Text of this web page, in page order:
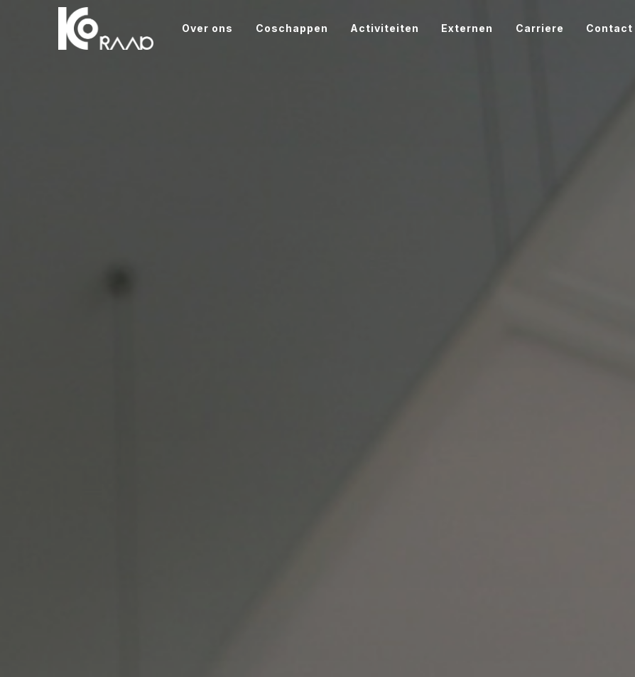
Over ons Coschappen Activiteiten Externen Carriere Contact